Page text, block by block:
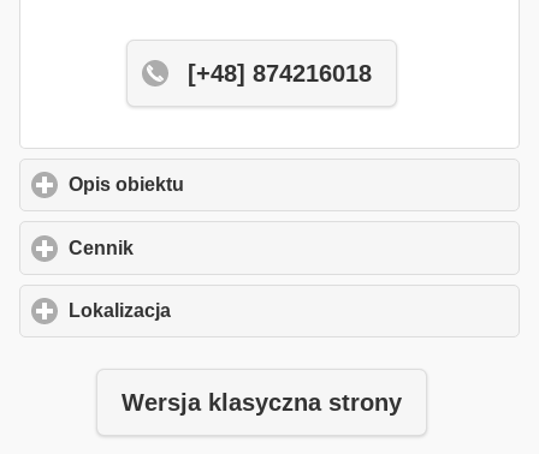
[+48] 874216018
Opis obiektu
Cennik
Lokalizacja
Wersja klasyczna strony